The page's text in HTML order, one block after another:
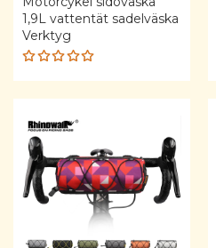
1,9L vattentät sadelväska
Verktyg
Rated
5.00out